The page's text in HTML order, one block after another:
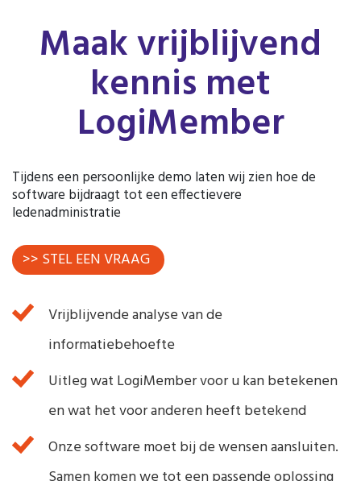
Maak vrijblijvend
kennis met
LogiMember
Tijdens een persoonlijke demo laten wij zien hoe de
software bijdraagt tot een effectievere
ledenadministratie
>> STEL EEN VRAAG
Vrijblijvende analyse van de
informatiebehoefte
Uitleg wat LogiMember voor u kan betekenen
en wat het voor anderen heeft betekend
Onze software moet bij de wensen aansluiten.